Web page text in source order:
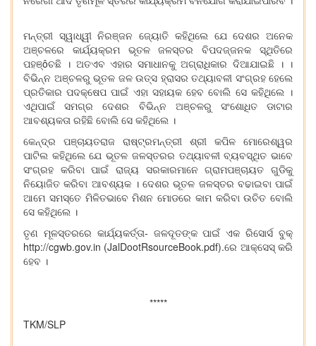
ମନ୍ତ୍ରୀ ସ୍ୱାଧ୍ୱୀ ନିରଞ୍ଜନ ଜ୍ୟୋତି କହିଥିଲେ ଯେ ଦେଶର ଅନେକ
ଅଞ୍ଚଳରେ କାର୍ଯ୍ୟକ୍ରମ ଭୂତଳ ଜଳସ୍ତର ବିପଦଜ୍ଜନକ ସ୍ଥିତିରେ
ପହଞ୍ôଚଛି । ଅତଏବ ଏହାର ସମାଧାନକୁ ଅଗ୍ରାଧିକାର ଦିଆଯାଇଛି । ।
ବିଭିନ୍ନ ଅଞ୍ଚଳରୁ ଭୂତଳ ଜଳ ଉତ୍ସ ହ୍ରାସର ତଥ୍ୟାବଳୀ ସଂଗ୍ରହ ହେଲେ
ପ୍ରତିକାର ପଦକ୍ଷେପ ପାଇଁ ଏହା ସହାୟକ ହେବ ବୋଲି ସେ କହିଥିଲେ ।
ଏଥିପାଇଁ ସମଗ୍ର ଦେଶର ବିଭିନ୍ନ ଅଞ୍ଚଳରୁ ସଂଶୋଧିତ ଡାଟାର
ଆବଶ୍ୟକତା ରହିଛି ବୋଲି ସେ କହିଥିଲେ ।
କେନ୍ଦ୍ର ପଞ୍ଚାୟତରାଜ ରାଷ୍ଟ୍ରମନ୍ତ୍ରୀ ଶ୍ରୀ କପିଳ ମୋରେଶ୍ୱର
ପାଟିଲ କହିଥିଲେ ଯେ ଭୂତଳ ଜଳସ୍ତରର ତଥ୍ୟାବଳୀ ବ୍ୟବସ୍ଥିତ ଭାବେ
ସଂଗ୍ରହ କରିବା ପାଇଁ ରାଜ୍ୟ ସରକାରମାନେ ଗ୍ରାମପଞ୍ଚାୟତ ଗୁଡିକୁ
ନିୟୋଜିତ କରିବା ଆବଶ୍ୟକ । ଦେଶର ଭୂତଳ ଜଳସ୍ତର ବଢାଇବା ପାଇଁ
ଆମେ ସମସ୍ତେ ମିଳିତଭାବେ ମିଶନ ମୋଡରେ କାମ କରିବା ଉଚିତ ବୋଲି
ସେ କହିଥିଲେ ।
ତୃଣ ମୂଳସ୍ତରରେ କାର୍ଯ୍ୟକର୍ତ୍ତା- ଜଳଦୂତଙ୍କ ପାଇଁ ଏକ ରିସୋର୍ସ ବୁକ୍
http://cgwb.gov.in (JalDootRsourceBook.pdf).ରେ ଆକ୍‌ସେସ୍ କରି
ହେବ ।
*****
TKM/SLP